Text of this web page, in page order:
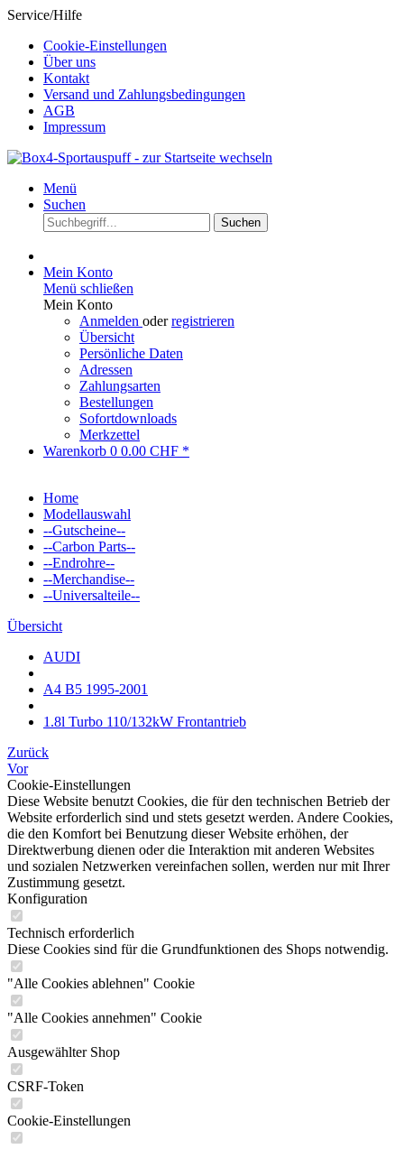
Service/Hilfe
Cookie-Einstellungen
Über uns
Kontakt
Versand und Zahlungsbedingungen
AGB
Impressum
Menü
Suchen
Suchen
Mein Konto
Menü schließen
Mein Konto
Anmelden oderregistrieren
Übersicht
Persönliche Daten
Adressen
Zahlungsarten
Bestellungen
Sofortdownloads
Merkzettel
Warenkorb 0 0.00 CHF *
Home
Modellauswahl
--Gutscheine--
--Carbon Parts--
--Endrohre--
--Merchandise--
--Universalteile--
Übersicht
AUDI
A4 B5 1995-2001
1.8l Turbo 110/132kW Frontantrieb
Zurück
Vor
Cookie-Einstellungen
Diese Website benutzt Cookies, die für den technischen Betrieb der
Website erforderlich sind und stets gesetzt werden. Andere Cookies,
die den Komfort bei Benutzung dieser Website erhöhen, der
Direktwerbung dienen oder die Interaktion mit anderen Websites
und sozialen Netzwerken vereinfachen sollen, werden nur mit Ihrer
Zustimmung gesetzt.
Konfiguration
Technisch erforderlich
Diese Cookies sind für die Grundfunktionen des Shops notwendig.
"Alle Cookies ablehnen" Cookie
"Alle Cookies annehmen" Cookie
Ausgewählter Shop
CSRF-Token
Cookie-Einstellungen